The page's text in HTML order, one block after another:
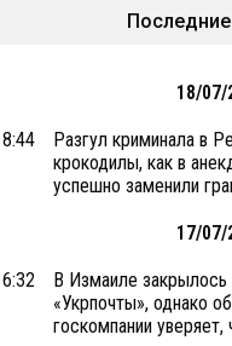
18/07/
Разгул криминала в
крокодилы, как в
успешно заменили
17/07/
В Измаиле
«Укрпочты», однако
госкомпании